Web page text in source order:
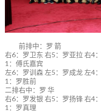
前排中：罗 箭
右6：罗卫东 右5：罗亚拉 右4
1：傅氏嘉宾
左6：罗训森 左5：罗成龙 左4
1：罗胜前
二排右中：罗 华
右6：罗发银 右5：罗扬锋 右4
1：罗真理